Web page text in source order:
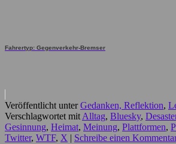
Fahrertyp: Gegenverkehr-Bremser
Veröffentlicht unter Gedanken, Reflektion,
Verschlagwortet mitAlltag, Bluesky,
Gesinnung, Heimat, Meinung, Plattformen,
Twitter, WTF, X | Schreibe einen